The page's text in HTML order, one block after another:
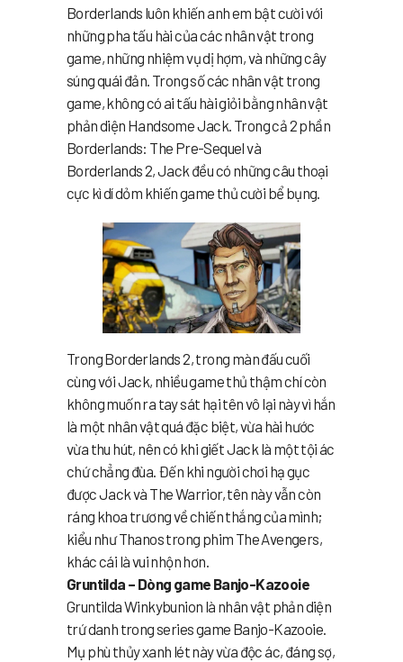
Borderlands luôn khiến anh em bật cười với
những pha tấu hài của các nhân vật trong
game, những nhiệm vụ dị hợm, và những cây
súng quái đản. Trong số các nhân vật trong
game, không có ai tấu hài giỏi bằng nhân vật
phản diện Handsome Jack. Trong cả 2 phần
Borderlands: The Pre-Sequel và
Borderlands 2, Jack đều có những câu thoại
cực kì dí dỏm khiến game thủ cười bể bụng.
Trong Borderlands 2, trong màn đấu cuối
cùng với Jack, nhiều game thủ thậm chí còn
không muốn ra tay sát hại tên vô lại này vì hắn
là một nhân vật quá đặc biệt, vừa hài hước
vừa thu hút, nên có khi giết Jack là một tội ác
chứ chẳng đùa. Đến khi người chơi hạ gục
được Jack và The Warrior, tên này vẫn còn
ráng khoa trương về chiến thắng của mình;
kiểu như Thanos trong phim The Avengers,
khác cái là vui nhộn hơn.
Gruntilda – Dòng game Banjo-Kazooie
Gruntilda Winkybunion là nhân vật phản diện
trứ danh trong series game Banjo-Kazooie.
Mụ phù thủy xanh lét này vừa độc ác, đáng sợ,